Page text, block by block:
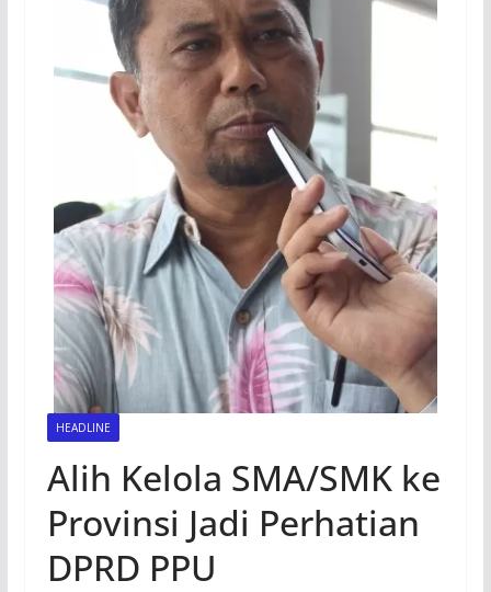
HEADLINE
Alih Kelola SMA/SMK ke
Provinsi Jadi Perhatian
DPRD PPU